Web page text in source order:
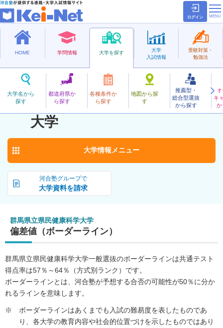
ログイン
HOME 学問情報 大学を探す
大学名から
探す
都道府県か
ら探す
各種条件か
ら探す
地図から探
す
推薦型・
総合型選抜
から探す
キ
か
大学
入試情報
受験対策・
勉強法
公立
ぐんまけんりつけんみんけんこうかがく
群馬県立県民健康科学
大学
お気に入り
河合塾グループで
大学資料を請求
大学情報 メニュー
群馬県立県民健康科学大学
偏差値（ボーダーライン）
群馬県立県民健康科学大学一般選抜のボーダーラインは共通テスト
得点率は57％～64％（方式別ランク）です。
ボーダーラインとは、河合塾が予想する合否の可能性が50％に分か
れるラインを意味します。
ボーダーラインはあくまでも入試の難易度を表したものであ
り、各大学の教育内容や社会的位置づけを示したものではあり